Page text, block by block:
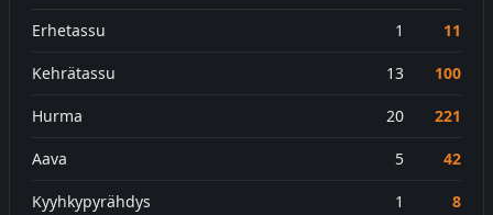
Erhetassu 1 11
Kehrätassu 13 100
Hurma 20 221
Aava 5 42
Kyyhkypyrähdys 1 8